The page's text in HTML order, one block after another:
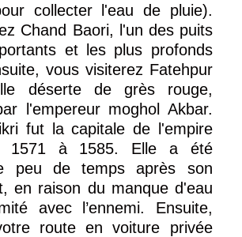
collecter l'eau de pluie).
Chand Baori, l'un des puits
et les plus profonds
vous visiterez Fatehpur
déserte de grès rouge,
l'empereur moghol Akbar.
fut la capitale de l'empire
1571 à 1585. Elle a été
peu de temps après son
en raison du manque d'eau
avec l’ennemi. Ensuite,
route en voiture privée